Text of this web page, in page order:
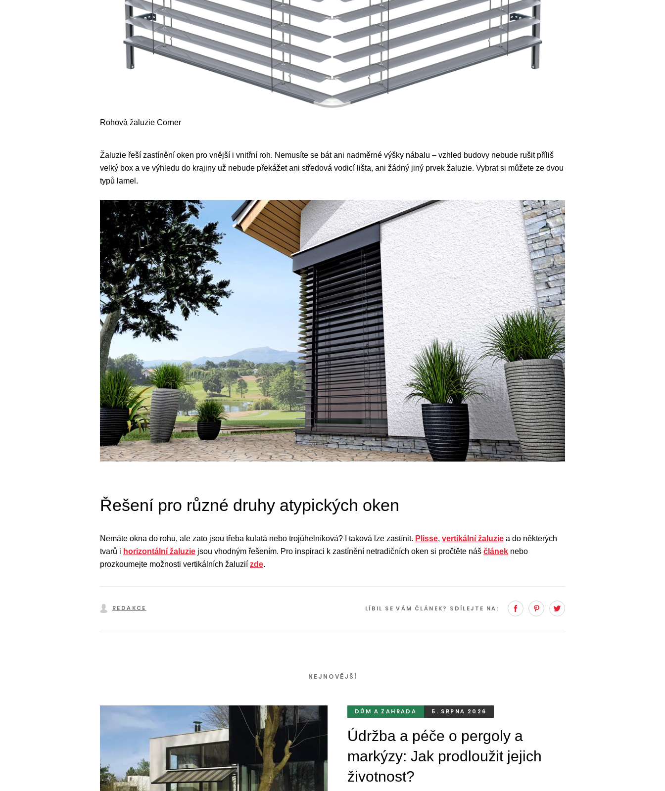
Rohová žaluzie Corner
Žaluzie řeší zastínění oken pro vnější i vnitřní roh. Nemusíte se bát ani nadměrné výšky nábalu – vzhled budovy nebude rušit příliš
velký box a ve výhledu do krajiny už nebude překážet ani středová vodicí lišta, ani žádný jiný prvek žaluzie. Vybrat si můžete ze dvou
typů lamel.
Řešení pro různé druhy atypických oken
Nemáte okna do rohu, ale zato jsou třeba kulatá nebo trojúhelníková? I taková lze zastínit. Plisse, vertikální žaluzie a do některých
tvarů i horizontální žaluzie jsou vhodným řešením. Pro inspiraci k zastínění netradičních oken si pročtěte náš článek nebo
prozkoumejte možnosti vertikálních žaluzií zde.
REDAKCE LÍBIL SE VÁM ČLÁNEK? SDÍLEJTE NA: FacebookPinterest
NEJNOVĚJŠÍ
DŮM A ZAHRADA 5. SRPNA 2026
Údržba a péče o pergoly a
markýzy: Jak prodloužit jejich
životnost?